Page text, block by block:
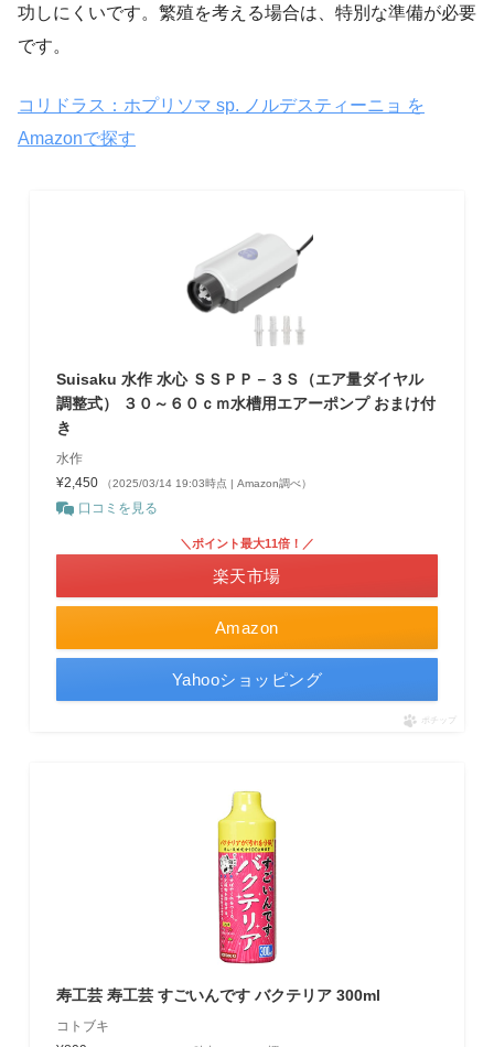
功しにくいです。繁殖を考える場合は、特別な準備が必要
です。
コリドラス：ホプリソマ sp. ノルデスティーニョ を
Amazonで探す
Suisaku 水作 水心 ＳＳＰＰ－３Ｓ（エア量ダイヤル
調整式） ３０～６０ｃｍ水槽用エアーポンプ おまけ付
き
水作
¥2,450
（2025/03/14 19:03時点 | Amazon調べ）
口コミを見る
Amazon
＼ポイント最大11倍！／
楽天市場
Yahooショッピング
ポチップ
寿工芸 寿工芸 すごいんです バクテリア 300ml
コトブキ